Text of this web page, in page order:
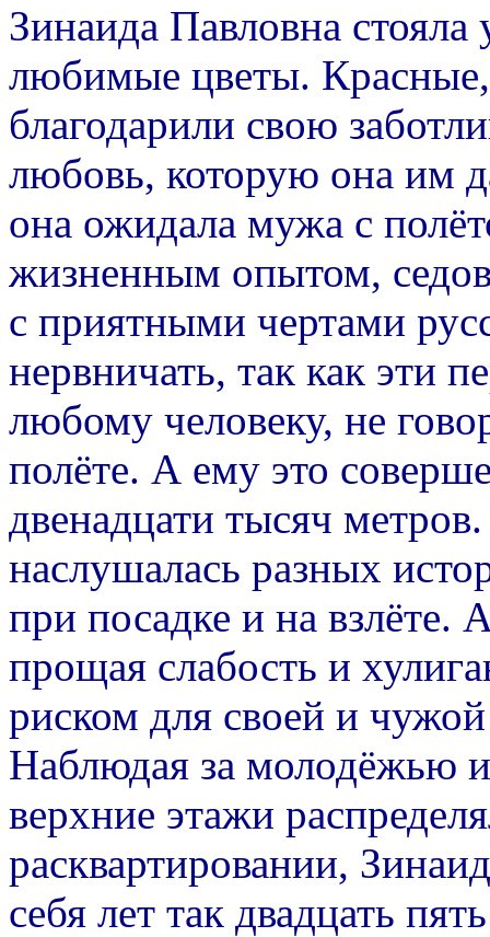
Зинаида Павловна стояла
любимые цветы. Красные,
благодарили свою
любовь, которую она им
она ожидала мужа с
жизненным опытом,
с приятными чертами
нервничать, так как эти
любому человеку, не
полёте. А ему это
двенадцати тысяч
наслушалась разных
при посадке и на
прощая слабость и
риском для своей и
Наблюдая за молодёжью
верхние этажи
расквартировании,
себя лет так двадцать